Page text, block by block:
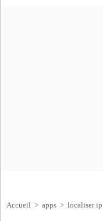
Accueil > apps > localiser ip